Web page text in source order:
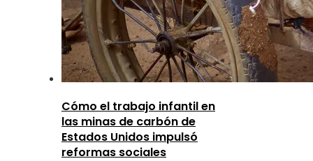
Cómo el trabajo infantil en
las minas de carbón de
Estados Unidos impulsó
reformas sociales